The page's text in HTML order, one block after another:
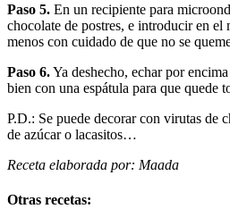
Paso 5. En un recipiente para
chocolate de postres, e introducir en
menos con cuidado de que no se
Paso 6.Ya deshecho, echar por
bien con una espátula para que quede
P.D.: Se puede decorar con virutas de
de azúcar o lacasitos…
Receta elaborada por: Maada
Otras recetas: